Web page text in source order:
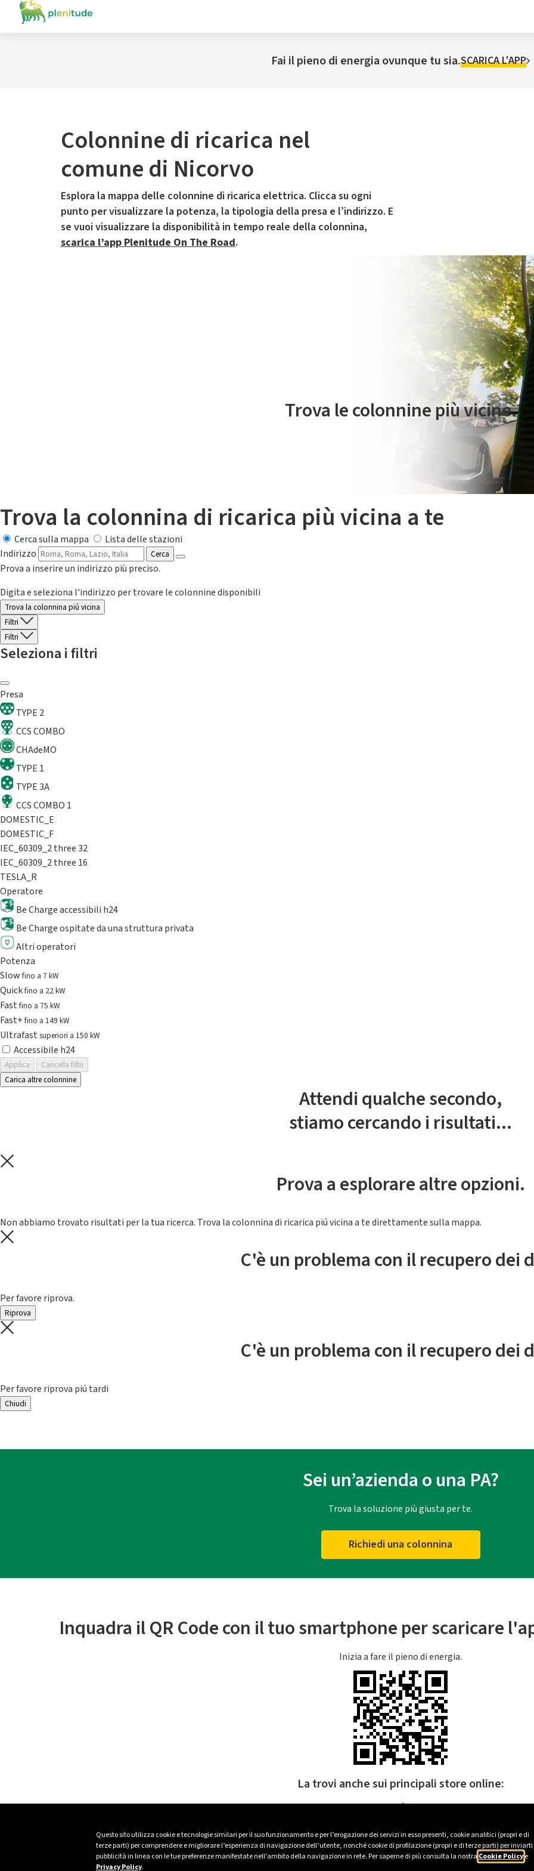
Questo sito utilizza cookie e tecnologie similari per il suo funzionamento e per l’erogazione dei servizi in esso presenti, cookie analitici (propri e di
terze parti) per comprendere e migliorare l’esperienza di navigazione dell’utente, nonché cookie di profilazione (propri e di terze parti) per inviarti
pubblicità in linea con le tue preferenze manifestate nell’ambito della navigazione in rete. Per saperne di più consulta la nostra Cookie Policye
Privacy Policy.
Fai il pieno di energia ovunque tu sia.SCARICA L'APP
Colonnine di ricarica nel
comune di Nicorvo
Esplora la mappa delle colonnine di ricarica elettrica. Clicca su ogni
punto per visualizzare la potenza, la tipologia della presa e l’indirizzo. E
se vuoi visualizzare la disponibilità in tempo reale della colonnina,
scarica l’app Plenitude On The Road.
Il servizio di mobilità elettrica è gestito da Plenitude On The Road
Trova le colonnine più vicine.
Trova la colonnina di ricarica più vicina a te
Cerca sulla mappa
Lista delle stazioni
Indirizzo
Cerca
Prova a inserire un indirizzo più preciso.
Digita e seleziona l'indirizzo per trovare le colonnine disponibili
Trova la colonnina piú vicina
Filtri
Filtri
Seleziona i filtri
Presa
TYPE 2
CCS COMBO
CHAdeMO
TYPE 1
TYPE 3A
CCS COMBO 1
DOMESTIC_E
DOMESTIC_F
IEC_60309_2 three 32
IEC_60309_2 three 16
TESLA_R
Operatore
Be Charge accessibili h24
Be Charge ospitate da una struttura privata
Altri operatori
Potenza
Slowfino a 7 kW
Quickfino a 22 kW
Fastfino a 75 kW
Fast+fino a 149 kW
Ultrafast superiori a 150 kW
Accessibile h24
Applica
Cancella filtri
Carica altre colonnine
Attendi qualche secondo,
stiamo cercando i risultati...
Prova a esplorare altre opzioni.
Non abbiamo trovato risultati per la tua ricerca. Trova la colonnina di ricarica piú vicina a te direttamente sulla mappa.
C'è un problema con il recupero dei
Per favore riprova.
Riprova
C'è un problema con il recupero dei
Per favore riprova piú tardi
Chiudi
Sei un’azienda o una PA?
Trova la soluzione più giusta per te.
Richiedi una colonnina
Inquadra il QR Code con il tuo smartphone per scaricare
Inizia a fare il pieno di energia.
La trovi anche sui principali store online: